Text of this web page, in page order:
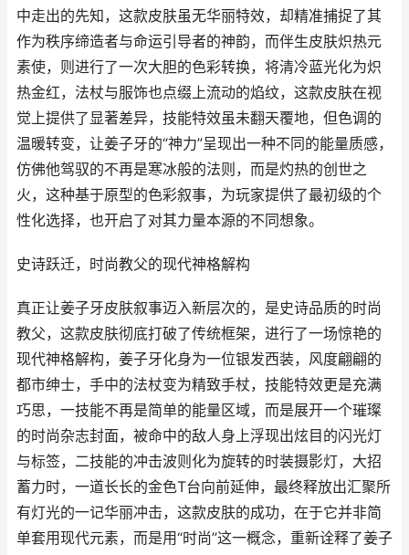
中走出的先知，这款皮肤虽无华丽特效，却精准捕捉了其
作为秩序缔造者与命运引导者的神韵，而伴生皮肤炽热元
素使，则进行了一次大胆的色彩转换，将清冷蓝光化为炽
热金红，法杖与服饰也点缀上流动的焰纹，这款皮肤在视
觉上提供了显著差异，技能特效虽未翻天覆地，但色调的
温暖转变，让姜子牙的“神力”呈现出一种不同的能量质感，
仿佛他驾驭的不再是寒冰般的法则，而是灼热的创世之
火，这种基于原型的色彩叙事，为玩家提供了最初级的个
性化选择，也开启了对其力量本源的不同想象。
史诗跃迁，时尚教父的现代神格解构
真正让姜子牙皮肤叙事迈入新层次的，是史诗品质的时尚
教父，这款皮肤彻底打破了传统框架，进行了一场惊艳的
现代神格解构，姜子牙化身为一位银发西装，风度翩翩的
都市绅士，手中的法杖变为精致手杖，技能特效更是充满
巧思，一技能不再是简单的能量区域，而是展开一个璀璨
的时尚杂志封面，被命中的敌人身上浮现出炫目的闪光灯
与标签，二技能的冲击波则化为旋转的时装摄影灯，大招
蓄力时，一道长长的金色T台向前延伸，最终释放出汇聚所
有灯光的一记华丽冲击，这款皮肤的成功，在于它并非简
单套用现代元素，而是用“时尚”这一概念，重新诠释了姜子